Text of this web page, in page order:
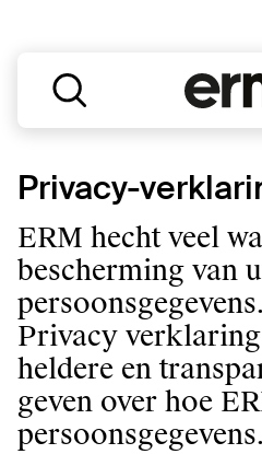
Privacy-
ERM hecht veel
bescherming van
Privacy
heldere en
geven over hoe
persoonsgegevens.